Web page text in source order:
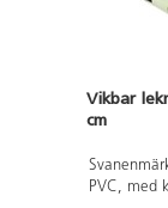
Vikbar
cm
PVC, med